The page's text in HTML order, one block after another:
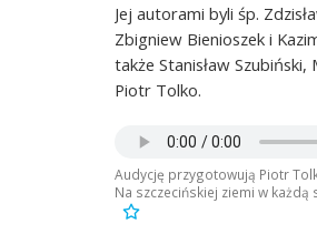
Jej autorami byli śp.
Zbigniew Bienioszek i
także Stanisław Szubiński,
Piotr Tolko.
Audycję przygotowują Piotr
Na szczecińskiej ziemi w